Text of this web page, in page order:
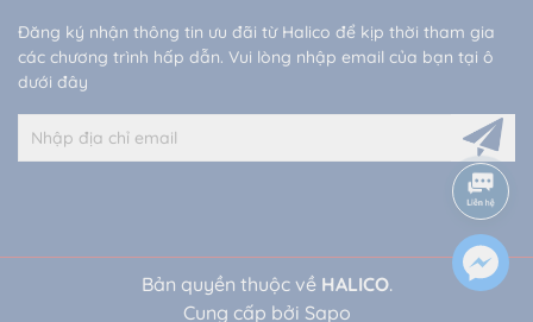
Đăng ký nhận thông tin ưu đãi từ Halico để kịp thời tham gia
các chương trình hấp dẫn. Vui lòng nhập email của bạn tại ô
dưới đây
Bản quyền thuộc về HALICO.
Cung cấp bởi Sapo